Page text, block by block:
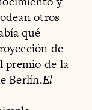
otros
qué
de
premio de la
Berlín.El